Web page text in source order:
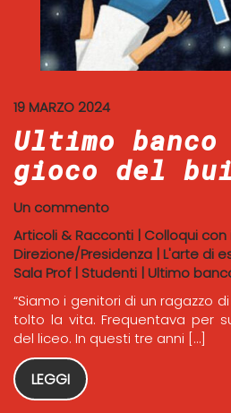
19 MARZO 2024
Ultimo
gioco del
Un commento
Articoli & Racconti | Colloqui con
Direzione/Presidenza | L'arte di
Sala Prof| Studenti | Ultimo
“Siamo i genitori di un ragazzo
tolto la vita. Frequentava per
del liceo. In questi tre anni […]
LEGGI